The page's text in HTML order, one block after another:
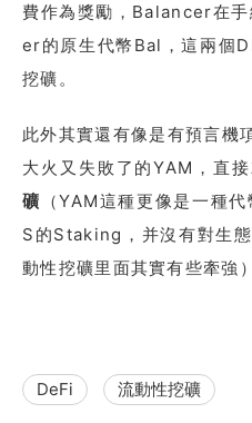
費作為獎勵，Balancer在
er的原生代幣Bal，這兩個
挖礦。
此外其實還有像是有預言機
大火又失敗了的YAM，直
礦 （YAM這種更像是一種
S的Staking，并沒有對生
動性挖礦里面其實有些牽強）
DeFi 流動性挖礦